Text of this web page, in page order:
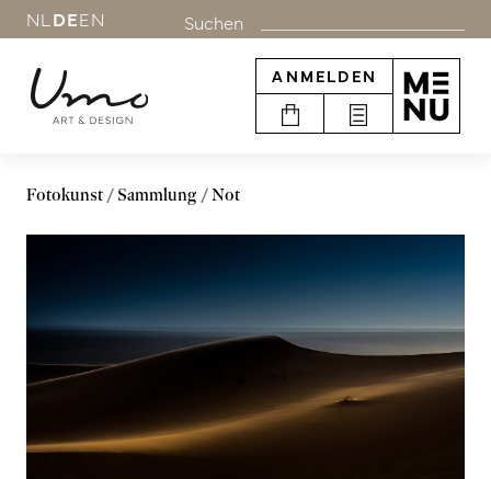
NL DEEN Suchen
ANMELDEN
Fotokunst Sammlung Not